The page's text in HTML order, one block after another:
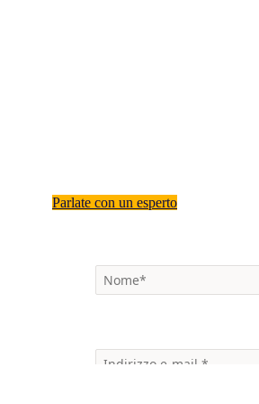
Parlate con un esperto